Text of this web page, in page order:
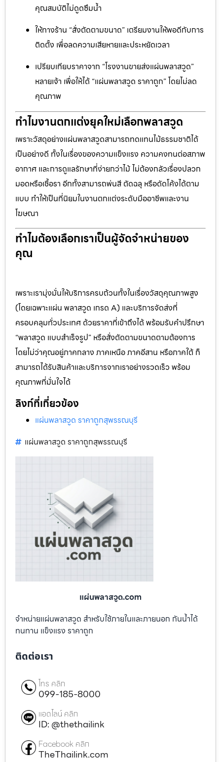
คุณสมบัติไม่ดูดซึมน้ำ
ให้ทางร้าน “สั่งตัดตามขนาด” เตรียมงานให้พอดีกับการ
ติดตั้ง เพื่อลดความเสียหายและประหยัดเวลา
เปรียบเทียบราคาจาก “โรงงานขายส่งแผ่นพลาสวูด”
หลายเจ้า เพื่อให้ได้ “แผ่นพลาสวูด ราคาถูก” โดยไม่ลด
คุณภาพ
ทำไมงานตกแต่งยุคใหม่เลือกพลาสวูด
เพราะวัสดุอย่างแผ่นพลาสวูดสามารถทดแทนไม้ธรรมชาติได้
เป็นอย่างดี ทั้งในเรื่องของความแข็งแรง ความคงทนต่อสภาพ
อากาศ และการดูแลรักษาที่ง่ายกว่าไม้ ไม่ต้องกลัวเรื่องปลวก
มอดหรือเชื้อรา อีกทั้งสามารถพ่นสี ตัดฉลุ หรือดัดโค้งได้ตาม
แบบ ทำให้เป็นที่นิยมในงานตกแต่งระดับมืออาชีพและงาน
โฆษณา
ทำไมต้องเลือกเราเป็นผู้จัดจำหน่ายของ
คุณ
เพราะเรามุ่งมั่นให้บริการครบถ้วนทั้งในเรื่องวัสดุคุณภาพสูง
(โดยเฉพาะแผ่น พลาสวูด เกรด A) และบริการจัดส่งที่
ครอบคลุมทั่วประเทศ ด้วยราคาที่เข้าถึงได้ พร้อมรับคำปรึกษา
“พลาสวูด แบบสำเร็จรูป” หรือสั่งตัดตามขนาดตามต้องการ
โดยไม่ว่าคุณอยู่ภาคกลาง ภาคเหนือ ภาคอีสาน หรือภาคใต้ ก็
สามารถได้รับสินค้าและบริการจากเราอย่างรวดเร็ว พร้อม
คุณภาพที่มั่นใจได้
ลิงก์ที่เกี่ยวข้อง
แผ่นพลาสวูด ราคาถูกสุพรรณบุรี
แผ่นพลาสวูด ราคาถูกสุพรรณบุรี
แผ่นพลาสวูด.com
จำหน่ายแผ่นพลาสวูด สำหรับใช้ภายในและภายนอก กันน้ำได้
ทนทาน แข็งแรง ราคาถูก
ติดต่อเรา
โทร คลิก
099-185-8000
แอดไลน์ คลิก
ID: @thethailink
Facebook คลิก
TheThailink.com